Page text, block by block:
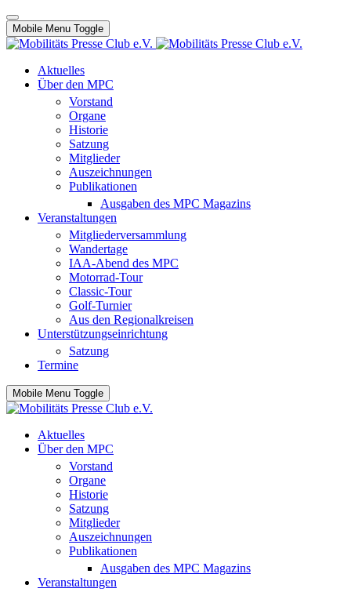
Mobile Menu Toggle
Aktuelles
Über den MPC
Vorstand
Organe
Historie
Satzung
Mitglieder
Auszeichnungen
Publikationen
Ausgaben des MPC Magazins
Veranstaltungen
Mitgliederversammlung
Wandertage
IAA-Abend des MPC
Motorrad-Tour
Classic-Tour
Golf-Turnier
Aus den Regionalkreisen
Unterstützungseinrichtung
Satzung
Termine
Mobile Menu Toggle
Aktuelles
Über den MPC
Vorstand
Organe
Historie
Satzung
Mitglieder
Auszeichnungen
Publikationen
Ausgaben des MPC Magazins
Veranstaltungen